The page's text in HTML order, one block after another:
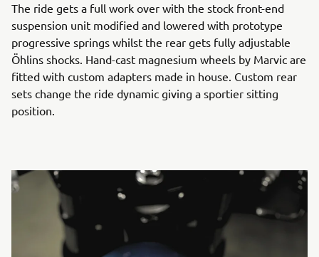
The ride gets a full work over with the stock front-end
suspension unit modified and lowered with prototype
progressive springs whilst the rear gets fully adjustable
Öhlins shocks. Hand-cast magnesium wheels by Marvic are
fitted with custom adapters made in house. Custom rear
sets change the ride dynamic giving a sportier sitting
position.